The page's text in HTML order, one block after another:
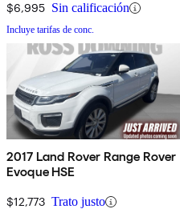
$6,995 Sin calificación
Incluye tarifas de conc.
2017 Land Rover Range Rover
Evoque HSE
$12,773 Trato justo